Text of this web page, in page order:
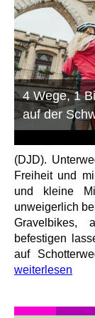
4 Wege, 1
auf der
(DJD).
Freiheit und
und kleine
unweigerlich
Gravelbikes,
befestigen
auf
weiterlesen